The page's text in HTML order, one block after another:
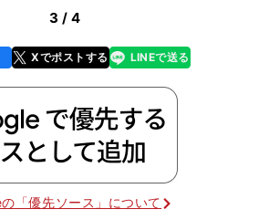
3 / 4
Xでポストする
line LINEで送る
「優先ソース」について